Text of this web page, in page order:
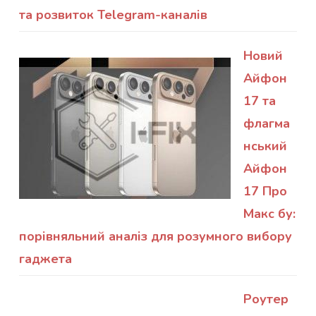
та розвиток Telegram-каналів
Новий
Айфон
17 та
флагма
нський
Айфон
17 Про
Макс бу:
порівняльний аналіз для розумного вибору
гаджета
Роутер